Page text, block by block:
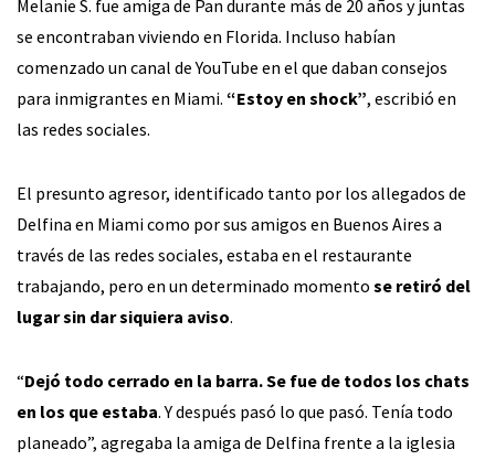
Melanie S. fue amiga de Pan durante más de 20 años y juntas
se encontraban viviendo en Florida. Incluso habían
comenzado un canal de YouTube en el que daban consejos
para inmigrantes en Miami. “Estoy en shock”, escribió en
las redes sociales.
El presunto agresor, identificado tanto por los allegados de
Delfina en Miami como por sus amigos en Buenos Aires a
través de las redes sociales, estaba en el restaurante
trabajando, pero en un determinado momento se retiró del
lugar sin dar siquiera aviso.
“Dejó todo cerrado en la barra. Se fue de todos los chats
en los que estaba. Y después pasó lo que pasó. Tenía todo
planeado”, agregaba la amiga de Delfina frente a la iglesia